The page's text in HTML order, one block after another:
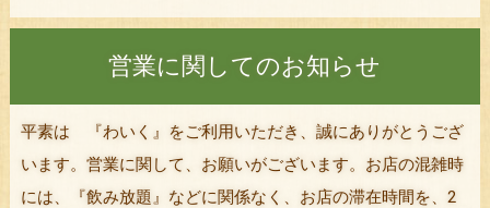
営業に関してのお知らせ
平素は 『わいく』をご利用いただき、誠にありがとうござ
います。営業に関して、お願いがございます。お店の混雑時
には、『飲み放題』などに関係なく、お店の滞在時間を、2